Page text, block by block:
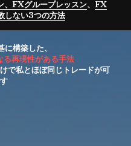
、FXグループレッスン、 FX
しない3つの方法
に構築した、
る再現性がある手法
で私とほぼ同じトレードが可